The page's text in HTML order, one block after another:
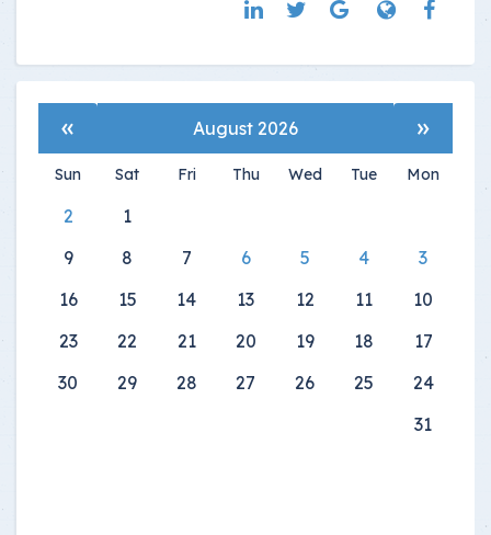
«
August 2026
»
Mon
Tue
Wed
Thu
Fri
Sat
Sun
1
2
3
4
5
6
7
8
9
10
11
12
13
14
15
16
17
18
19
20
21
22
23
24
25
26
27
28
29
30
31